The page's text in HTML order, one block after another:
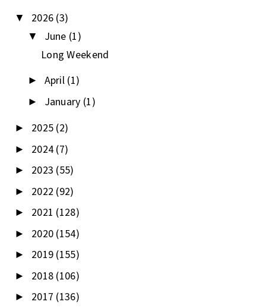
▼ 2026 (3)
▼ June (1)
Long Weekend
► April (1)
► January (1)
► 2025 (2)
► 2024 (7)
► 2023 (55)
► 2022 (92)
► 2021 (128)
► 2020 (154)
► 2019 (155)
► 2018 (106)
► 2017 (136)